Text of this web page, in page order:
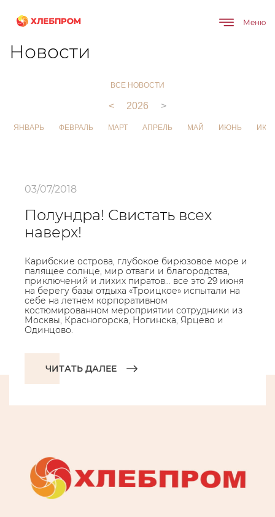
Меню
Главная О компании
Новости
ВСЕ НОВОСТИ
< 2026 >
ЯНВАРЬ ФЕВРАЛЬ МАРТ АПРЕЛЬ МАЙ ИЮНЬ
03/07/2018
Полундра! Свистать всех
наверх!
Карибские острова, глубокое бирюзовое море и
палящее солнце, мир отваги и благородства,
приключений и лихих пиратов… все это 29 июня
на берегу базы отдыха «Троицкое» испытали на
себе на летнем корпоративном
костюмированном мероприятии сотрудники из
Москвы, Красногорска, Ногинска, Ярцево и
Одинцово.
ЧИТАТЬ ДАЛЕЕ